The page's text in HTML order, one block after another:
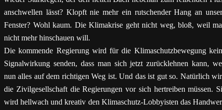
anschwellen lässt? Klopft nie mehr ein rutschender Hang an
Fenster? Wohl kaum. Die Klimakrise geht nicht weg, bloß, weil
nicht mehr hinschauen will.
Die kommende Regierung wird für die Klimaschutzbewegung
Signalwirkung senden, dass man sich jetzt zurücklehnen kann,
nun alles auf dem richtigen Weg ist. Und das ist gut so. Natürlich
die Zivilgesellschaft die Regierungen vor sich hertreiben müssen.
wird hellwach und kreativ den Klimaschutz-Lobbyisten das